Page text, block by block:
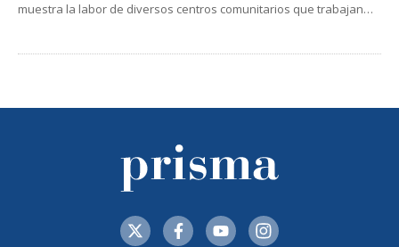
muestra la labor de diversos centros comunitarios que trabajan…